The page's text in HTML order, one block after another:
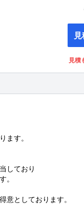
見積
ます。
しており
。
意としております。